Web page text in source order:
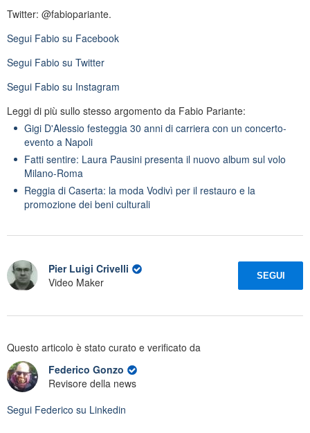
Twitter: @fabiopariante.
Segui Fabio su Facebook
Segui Fabio su Twitter
Segui Fabio su Instagram
Leggi di più sullo stesso argomento da Fabio Pariante:
Gigi D'Alessio festeggia 30 anni di carriera con un concerto-
evento a Napoli
Fatti sentire: Laura Pausini presenta il nuovo album sul volo
Milano-Roma
Reggia di Caserta: la moda Vodivì per il restauro e la
promozione dei beni culturali
Pier Luigi Crivelli
Video Maker
SEGUI
Questo articolo è stato curato e verificato da
Federico Gonzo
Revisore della news
Segui Federico su Linkedin